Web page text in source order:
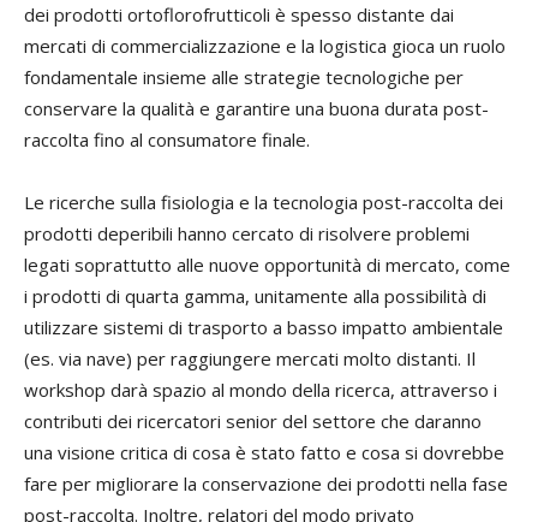
dei prodotti ortoflorofrutticoli è spesso distante dai
mercati di commercializzazione e la logistica gioca un ruolo
fondamentale insieme alle strategie tecnologiche per
conservare la qualità e garantire una buona durata post-
raccolta fino al consumatore finale.
Le ricerche sulla fisiologia e la tecnologia post-raccolta dei
prodotti deperibili hanno cercato di risolvere problemi
legati soprattutto alle nuove opportunità di mercato, come
i prodotti di quarta gamma, unitamente alla possibilità di
utilizzare sistemi di trasporto a basso impatto ambientale
(es. via nave) per raggiungere mercati molto distanti. Il
workshop darà spazio al mondo della ricerca, attraverso i
contributi dei ricercatori senior del settore che daranno
una visione critica di cosa è stato fatto e cosa si dovrebbe
fare per migliorare la conservazione dei prodotti nella fase
post-raccolta. Inoltre, relatori del modo privato